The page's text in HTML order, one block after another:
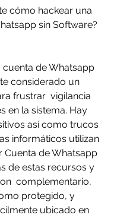
cómo hackear una
sin Software?
cuenta de Whatsapp
considerado un
frustrar  vigilancia
en la sistema. Hay
así como trucos
informáticos utilizan
Cuenta de Whatsapp
de estas recursos y
complementario,
protegido, y
ubicado en